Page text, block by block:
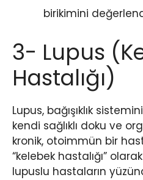
birikimini
3- Lupus
Hastalığı)
Lupus, bağışıklık
kendi sağlıklı doku ve
kronik, otoimmün bir
“kelebek hastalığı”
lupuslu hastaların